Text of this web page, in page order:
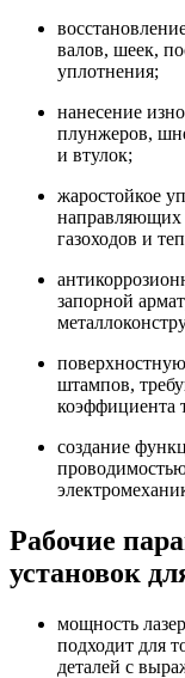
валов, шеек,
уплотнения;
нанесение
плунжеров,
и втулок;
жаростойкое
направляющих
газоходов и
запорной
штампов,
коэффициента
создание
Рабочие
установок
мощность
подходит для
деталей с